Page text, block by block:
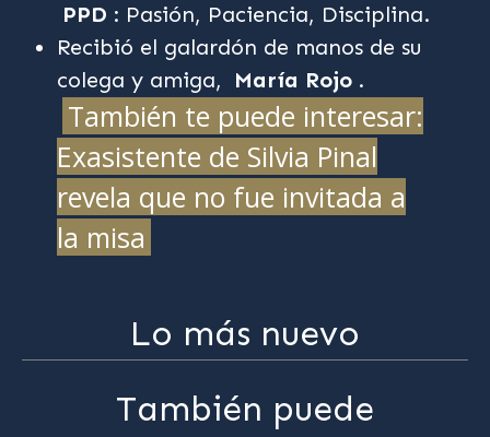
PPD : Pasión, Paciencia, Disciplina.
Recibió el galardón de manos de su
colega y amiga,
María Rojo .
También te puede interesar:
Exasistente de Silvia Pinal
revela que no fue invitada a
la misa
Lo más nuevo
También puede